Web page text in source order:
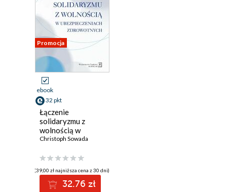
Promocja
ebook
32 pkt
Łączenie
solidaryzmu z
wolnością w
ubezpieczeniach
Christoph Sowada
(39,00 zł najniższa cena z 30 dni)
32.76 zł